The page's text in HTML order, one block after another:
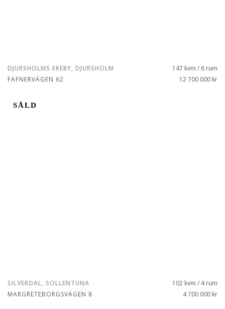
DJURSHOLMS EKEBY, DJURSHOLM
FAFNERVÄGEN 62
147 kvm / 6 rum
12 700 000 kr
SÅLD
SILVERDAL, SOLLENTUNA
MARGRETEBORGSVÄGEN 8
102 kvm / 4 rum
4 700 000 kr